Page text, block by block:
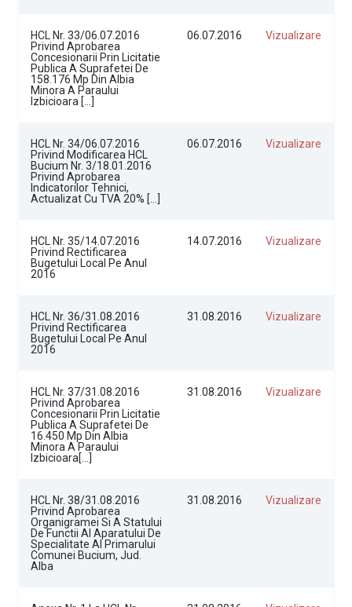
HCL Nr. 33/06.07.2016
Privind Aprobarea
Concesionarii Prin Licitatie
Publica A Suprafetei De
158.176 Mp Din Albia
Minora A Paraului
Izbicioara […]
06.07.2016 Vizualizare
HCL Nr. 34/06.07.2016
Privind Modificarea HCL
Bucium Nr. 3/18.01.2016
Privind Aprobarea
Indicatorilor Tehnici,
Actualizat Cu TVA 20% […]
06.07.2016 Vizualizare
HCL Nr. 35/14.07.2016
Privind Rectificarea
Bugetului Local Pe Anul
2016
14.07.2016 Vizualizare
HCL Nr. 36/31.08.2016
Privind Rectificarea
Bugetului Local Pe Anul
2016
31.08.2016 Vizualizare
HCL Nr. 37/31.08.2016
Privind Aprobarea
Concesionarii Prin Licitatie
Publica A Suprafetei De
16.450 Mp Din Albia
Minora A Paraului
Izbicioara[…]
31.08.2016 Vizualizare
HCL Nr. 38/31.08.2016
Privind Aprobarea
Organigramei Si A Statului
De Functii Al Aparatului De
Specialitate Al Primarului
Comunei Bucium, Jud.
Alba
31.08.2016 Vizualizare